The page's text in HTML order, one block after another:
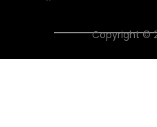
Copyright ©